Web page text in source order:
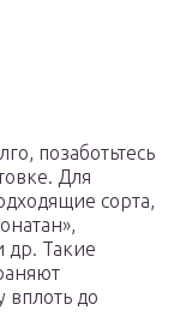
позаботьтесь
Для
сорта,
др. Такие
вплоть до